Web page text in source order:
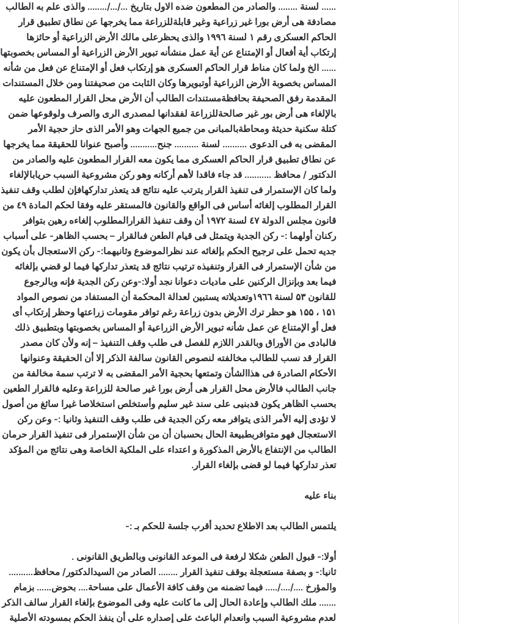
…… لسنة …….. والصادر من المطعون ضده الاول بتاريخ …/…/…….. والذى علم به الطالب
مصادفة هى أرض بورا غير زراعية وغير قابلةللزراعة مما يخرجها عن نطاق تطبيق قرار
الحاكم العسكرى رقم ۱ لسنة ۱۹۹٦
والذى يحظرعلى مالك الأرض الزراعية أو حائزها
إرتكاب أية أفعال أو الإمتناع عن أية عمل منشأنه تبوير الأرض الزراعية أو المساس بخصوبتها
…… الخ ولما كان مناط قرار الحاكم العسكرى هو إرتكاب فعل أو الإمتناع عن فعل من شأنه
المساس بخصوبة الأرض الزراعية أوتبويرها وكان الثابت من صحيفتنا ومن خلال المستندات
المقدمة رفق الصحيفة بحافظةمستندات الطالب أن الأرض محل القرار المطعون عليه
بالإلغاء هى أرض بور غير صالحةللزراعة لفقدانها لمصدرى الرى والصرف ولوقوعها ضمن
كتلة سكنية حديثة ومحاطةبالمبانى من جميع الجهات وهو الأمر الذى حاز حجية الأمر
المقضى به فى الدعوى ………. لسنة ………. جنح……….. وأصبح عنوانا للحقيقة مما يخرجها
عن نطاق تطبيق قرار الحاكم العسكرى مما يكون معه القرار المطعون عليه والصادر من
الدكتور / محافظ ……….. قد جاء فاقدا لأهم أركانه وهو ركن مشروعية السبب حريابالإلغاء
ولما كان الإستمرار فى تنفيذ القرار يترتب عليه نتائج قد يتعذر تداركهافإن لطلب وقف تنفيذ
القرار المطلوب إلغائه أساس فى الواقع والقانون فالمستقر عليه وفقا لحكم المادة ٤ ۹
من
قانون مجلس الدولة ٤۷ لسنة ۱۹۷۲ أن وقف تنفيذ القرارالمطلوب إلغاءه رهين بتوافر
ركنان أولهما :- ركن الجدية ويتمثل فى قيام الطعن فىالقرار – بحسب الظاهر- على أسباب
جديه تحمل على ترجيح الحكم بإلغائه عند نظرالموضوع وثانيهما:- ركن الاستعجال بأن يكون
من شأن الإستمرار فى القرار وتنفيذه ترتيب نتائج قد يتعذر تداركها فيما لو قضي بإلغائه
فيما بعد وبإنزال الركنين على ماديات دعوانا نجد أولا:-وعن ركن الجدية فإنه وبالرجوع
للقانون۵۳ لسنة ۱۹٦٦وتعديلاته يستبين لعدالة المحكمة أن المستفاد من نصوص المواد
۱۵۱ ، ۱۵۵ هو حظر ترك الأرض بدون زراعة رغم توافر مقومات زراعتها وحظر إرتكاب أى
فعل أو الإمتناع عن عمل شأنه تبوير الأرض الزراعية أو المساس بخصوبتها وبتطبيق ذلك
فالبادى من الأوراق وبالقدر اللازم للفصل فى طلب وقف التنفيذ – إنه ولأن كان مصدر
القرار قد نسب للطالب مخالفته لنصوص القانون سالفة الذكر إلا أن الحقيقة وعنوانها
الأحكام الصادرة فى هذاالشأن وتمتعها بحجية الأمر المقضى به لا ترتب سمة مخالفة من
جانب الطالب فالأرض محل القرار هى أرض بورا غير صالحة للزراعة وعليه فالقرار الطعين
بحسب الظاهر يكون قدبنيى على سند غير سليم وأستخلص استخلاصا غيرا سائغ من أصول
لا تؤدى إليه الأمر الذى يتوافر معه ركن الجدية فى طلب وقف التنفيذ وثانيا :- وعن ركن
الاستعجال فهو متوافربطبيعة الحال بحسبان أن من شأن الإستمرار فى تنفيذ القرار حرمان
الطالب من الإنتفاع بالأرض المذكورة و اعتداء على الملكية الخاصة وهى نتائج من المؤكد
تعذر تداركها فيما لو قضى بإلغاء القرار .
بناء عليه
يلتمس الطالب بعد الاطلاع تحديد أقرب جلسة للحكم بـ:-
أولا:- قبول الطعن شكلا لرفعة فى الموعد القانونى وبالطريق القانونى .
ثانيا:- و بصفة مستعجلة بوقف تنفيذ القرار …….. الصادر من السيدالدكتور/ محافظ……….
والمؤرخ …./…./….. فيما تضمنه من وقف كافة الأعمال على مساحة…. بحوض…… بزمام
……. ملك الطالب وإعادة الحال إلى ما كانت عليه وفى الموضوع بإلغاء القرار سالف الذكر
لعدم مشروعية السبب وانعدام الباعث على إصداره على أن ينفذ الحكم بمسودته الأصلية